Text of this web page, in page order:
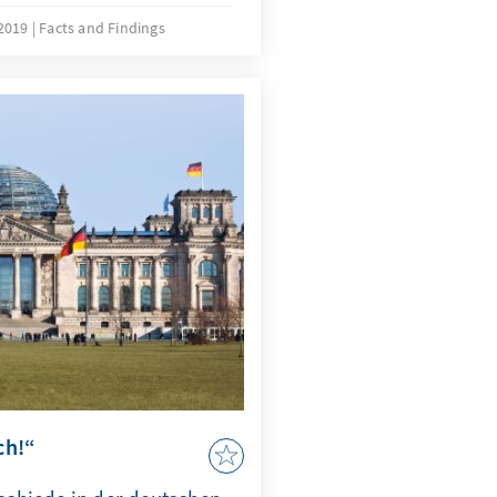
wichtig erachtet,
werden.
Facts and Findings